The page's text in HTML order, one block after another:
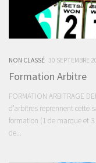
NON CLASSÉ 30 SEPTEMBRE
Formation Arbitre
FORMATION ARBITRAGE
d’arbitres reprennent cette
formation (1 de marque et 3
de...